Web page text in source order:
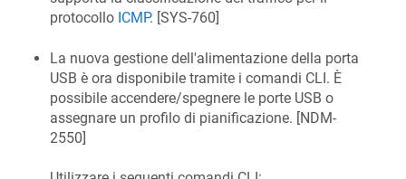
protocollo ICMP. [SYS-760]
La nuova gestione dell'alimentazione della porta
USB è ora disponibile tramite i comandi CLI. È
possibile accendere/spegnere le porte USB o
assegnare un profilo di pianificazione. [NDM-
2550]